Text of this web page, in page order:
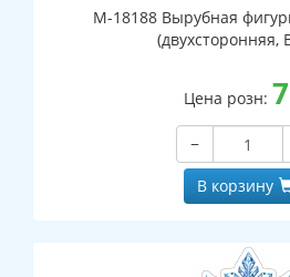
М-18188 Вырубная
(двухсторонняя,
Цена розн: 7
−
В корзину